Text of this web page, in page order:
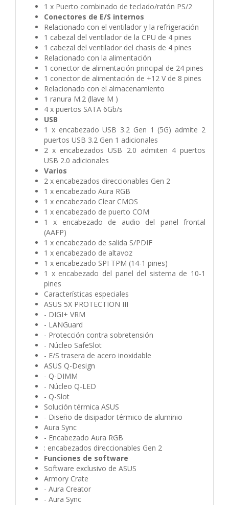
1 x Puerto combinado de teclado/ratón PS/2
Conectores de E/S internos
Relacionado con el ventilador y la refrigeración
1 cabezal del ventilador de la CPU de 4 pines
1 cabezal del ventilador del chasis de 4 pines
Relacionado con la alimentación
1 conector de alimentación principal de 24 pines
1 conector de alimentación de +12 V de 8 pines
Relacionado con el almacenamiento
1 ranura M.2 (llave M )
4 x puertos SATA 6Gb/s
USB
1 x encabezado USB 3.2 Gen 1 (5G) admite 2
puertos USB 3.2 Gen 1 adicionales
2 x encabezados USB 2.0 admiten 4 puertos
USB 2.0 adicionales
Varios
2 x encabezados direccionables Gen 2
1 x encabezado Aura RGB
1 x encabezado Clear CMOS
1 x encabezado de puerto COM
1 x encabezado de audio del panel frontal
(AAFP)
1 x encabezado de salida S/PDIF
1 x encabezado de altavoz
1 x encabezado SPI TPM (14-1 pines)
1 x encabezado del panel del sistema de 10-1
pines
Características especiales
ASUS 5X PROTECTION III
- DIGI+ VRM
- LANGuard
- Protección contra sobretensión
- Núcleo SafeSlot
- E/S trasera de acero inoxidable
ASUS Q-Design
- Q-DIMM
- Núcleo Q-LED
- Q-Slot
Solución térmica ASUS
- Diseño de disipador térmico de aluminio
Aura Sync
- Encabezado Aura RGB
: encabezados direccionables Gen 2
Funciones de software
Software exclusivo de ASUS
Armory Crate
- Aura Creator
- Aura Sync